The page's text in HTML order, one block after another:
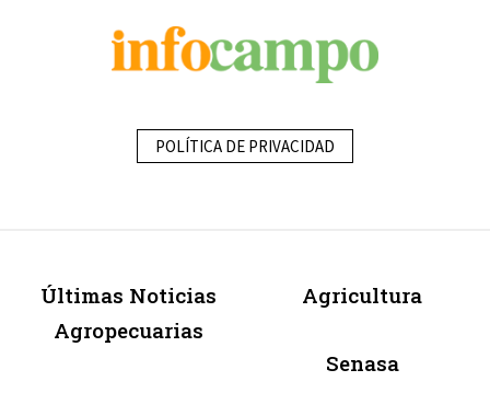
POLÍTICA DE PRIVACIDAD
Últimas Noticias
Agropecuarias
Agricultura
Senasa